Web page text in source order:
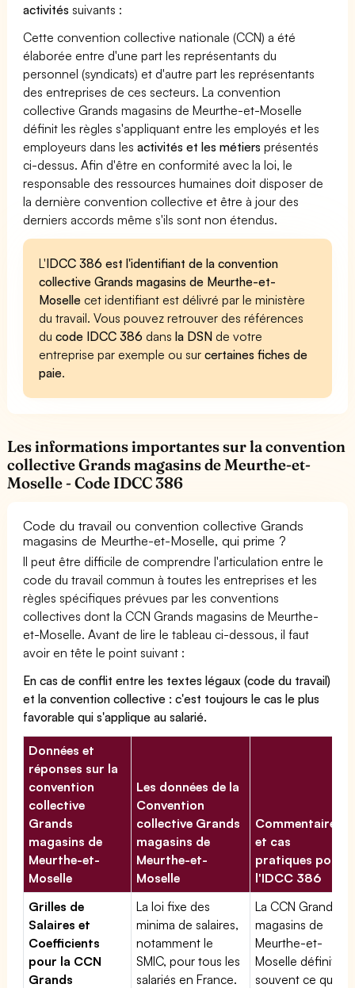
activités suivants :
Cette convention collective nationale (CCN) a été
élaborée entre d'une part les représentants du
personnel (syndicats) et d'autre part les représentants
des entreprises de ces secteurs. La convention
collective Grands magasins de Meurthe-et-Moselle
définit les règles s'appliquant entre les employés et les
employeurs dans lesactivités et les métiers présentés
ci-dessus. Afin d'être en conformité avec la loi, le
responsable des ressources humaines doit disposer de
la dernière convention collective et être à jour des
derniers accords même s'ils sont non étendus.
L'IDCC 386 est l'identifiant de la convention
collective Grands magasins de Meurthe-et-
Moselle cet identifiant est délivré par le ministère
du travail. Vous pouvez retrouver des références
ducode IDCC 386 dansla DSN de votre
entreprise par exemple ou surcertaines fiches de
paie.
Les informations importantes sur la convention
collective Grands magasins de Meurthe-et-
Moselle - Code IDCC 386
Code du travail ou convention collective Grands
magasins de Meurthe-et-Moselle, qui prime ?
Il peut être difficile de comprendre l'articulation entre le
code du travail commun à toutes les entreprises et les
règles spécifiques prévues par les conventions
collectives dont la CCN Grands magasins de Meurthe-
et-Moselle. Avant de lire le tableau ci-dessous, il faut
avoir en tête le point suivant :
En cas de conflit entre les textes légaux (code du travail)
et la convention collective : c'est toujours le cas le plus
favorable qui s'applique au salarié.
Données et
réponses sur la
convention
collective
Grands
magasins de
Meurthe-et-
Moselle
Les données de la
Convention
collective Grands
magasins de
Meurthe-et-
Moselle
Commentaires
et cas
pratiques pour
l'IDCC 386
Grilles de
Salaires et
Coefficients
pour la CCN
Grands
La loi fixe des
minima de salaires,
notamment le
SMIC, pour tous les
salariés en France.
La CCN Grands
magasins de
Meurthe-et-
Moselle définit
souvent ce que